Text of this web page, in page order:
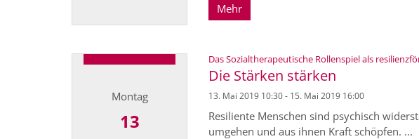
Mehr
Montag
13
Das Sozialtherapeutische Rollenspiel als
Die Stärken stärken
13. Mai 2019 10:30 - 15. Mai 2019 16:00
Resiliente Menschen sind psychisch
umgehen und aus ihnen Kraft schöpfen. ...